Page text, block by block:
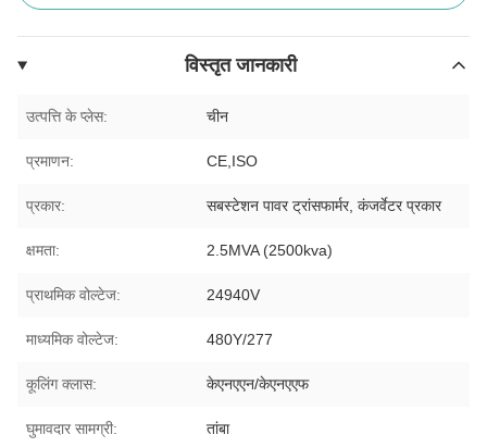
विस्तृत जानकारी
उत्पत्ति के प्लेस: चीन
प्रमाणन: CE,ISO
प्रकार: सबस्टेशन पावर ट्रांसफार्मर, कंजर्वेटर प्रकार
क्षमता: 2.5MVA (2500kva)
प्राथमिक वोल्टेज: 24940V
माध्यमिक वोल्टेज: 480Y/277
कूलिंग क्लास: केएनएएन/केएनएएफ
घुमावदार सामग्री: तांबा